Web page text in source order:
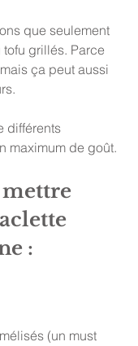
que seulement
grillés. Parce
ça peut aussi
différents
maximum de goût.
:
(un must